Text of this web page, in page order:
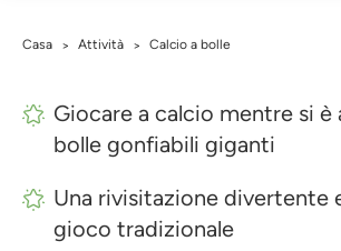
Casa > Attività > Calcio a bolle
Giocare a calcio mentre si è
bolle gonfiabili giganti
Una rivisitazione divertente
gioco tradizionale